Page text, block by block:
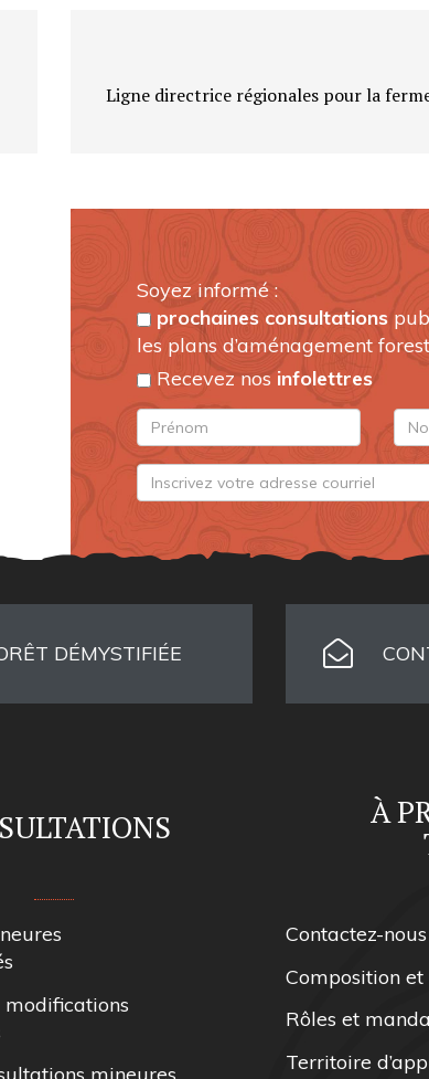
Ligne directrice régionales pour la
Soyez informé :
prochaines consultations
les plans d’aménagement
Recevez nos infolettres
DÉMYSTIFIÉE
modifications
À
Contactez-nous
Composition
Rôles et
Territoire